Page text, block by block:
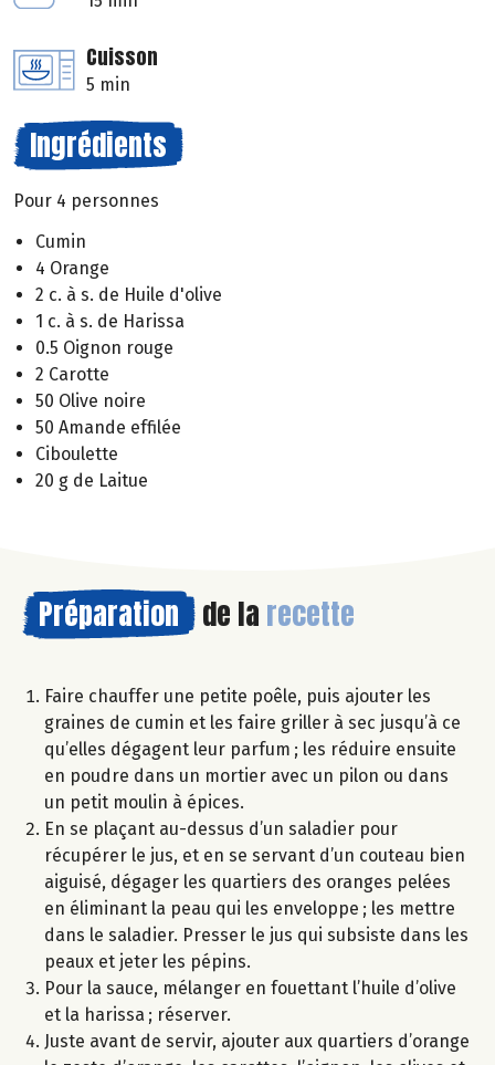
Cuisson
5 min
Ingrédients
Pour 4 personnes
Cumin
4 Orange
2 c. à s. de Huile d'olive
1 c. à s. de Harissa
0.5 Oignon rouge
2 Carotte
50 Olive noire
50 Amande effilée
Ciboulette
20 g de Laitue
Préparation de la recette
Faire chauffer une petite poêle, puis ajouter les
graines de cumin et les faire griller à sec jusqu’à ce
qu’elles dégagent leur parfum ; les réduire ensuite
en poudre dans un mortier avec un pilon ou dans
un petit moulin à épices.
En se plaçant au-dessus d’un saladier pour
récupérer le jus, et en se servant d’un couteau bien
aiguisé, dégager les quartiers des oranges pelées
en éliminant la peau qui les enveloppe ; les mettre
dans le saladier. Presser le jus qui subsiste dans les
peaux et jeter les pépins.
Pour la sauce, mélanger en fouettant l’huile d’olive
et la harissa ; réserver.
Juste avant de servir, ajouter aux quartiers d’orange